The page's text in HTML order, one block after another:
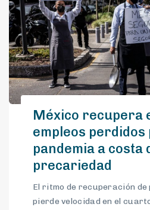
México recupera
empleos perdidos
pandemia a costa
precariedad
El ritmo de recuperación
pierde velocidad en el